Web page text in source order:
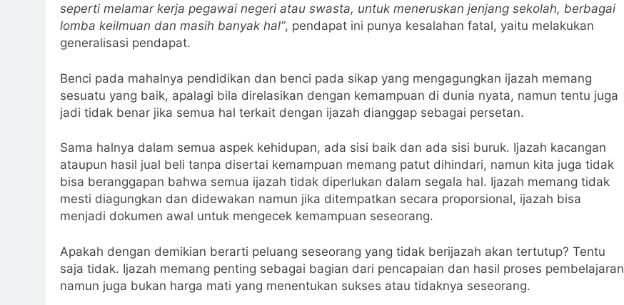
seperti melamar kerja pegawai negeri atau swasta, untuk meneruskan jenjang sekolah, berbagai
lomba keilmuan dan masih banyak hal”, pendapat ini punya kesalahan fatal, yaitu melakukan
generalisasi pendapat.
Benci pada mahalnya pendidikan dan benci pada sikap yang mengagungkan ijazah memang
sesuatu yang baik, apalagi bila direlasikan dengan kemampuan di dunia nyata, namun tentu juga
jadi tidak benar jika semua hal terkait dengan ijazah dianggap sebagai persetan.
Sama halnya dalam semua aspek kehidupan, ada sisi baik dan ada sisi buruk. Ijazah kacangan
ataupun hasil jual beli tanpa disertai kemampuan memang patut dihindari, namun kita juga tidak
bisa beranggapan bahwa semua ijazah tidak diperlukan dalam segala hal. Ijazah memang tidak
mesti diagungkan dan didewakan namun jika ditempatkan secara proporsional, ijazah bisa
menjadi dokumen awal untuk mengecek kemampuan seseorang.
Apakah dengan demikian berarti peluang seseorang yang tidak berijazah akan tertutup? Tentu
saja tidak. Ijazah memang penting sebagai bagian dari pencapaian dan hasil proses pembelajaran
namun juga bukan harga mati yang menentukan sukses atau tidaknya seseorang.